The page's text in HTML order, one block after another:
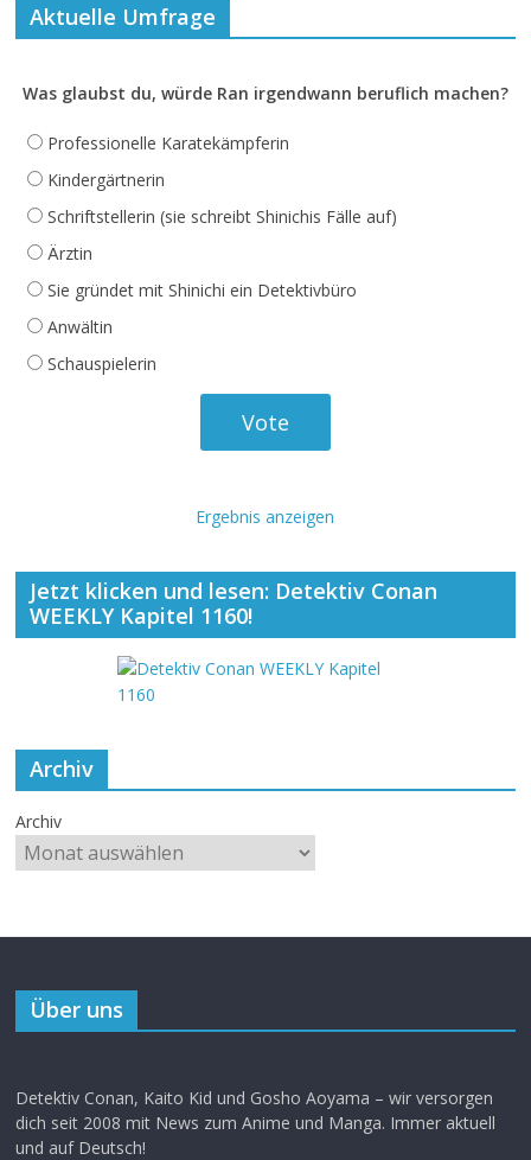
Aktuelle Umfrage
Was glaubst du, würde Ran irgendwann beruflich machen?
Professionelle Karatekämpferin
Kindergärtnerin
Schriftstellerin (sie schreibt Shinichis Fälle auf)
Ärztin
Sie gründet mit Shinichi ein Detektivbüro
Anwältin
Schauspielerin
Ergebnis anzeigen
Jetzt klicken und lesen: Detektiv Conan
WEEKLY Kapitel 1160!
Archiv
Archiv
Über uns
Detektiv Conan, Kaito Kid und Gosho Aoyama – wir versorgen
dich seit 2008 mit News zum Anime und Manga. Immer aktuell
und auf Deutsch!